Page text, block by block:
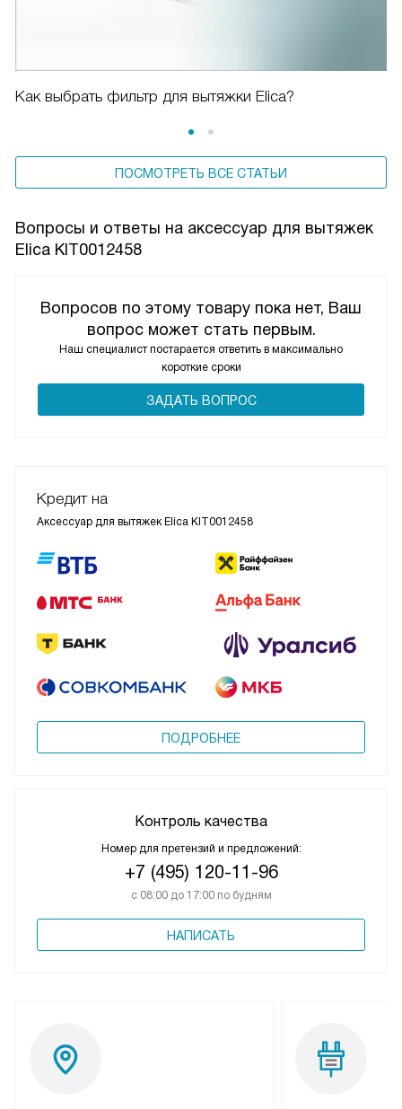
Как выбрать фильтр для вытяжки Elica?
ПОСМОТРЕТЬ ВСЕ СТАТЬИ
Вопросы и ответы на аксессуар для вытяжек
Elica KIT0012458
Вопросов по этому товару пока нет, Ваш
вопрос может стать первым.
Наш специалист постарается ответить в максимально
короткие сроки
ЗАДАТЬ ВОПРОС
Кредит на
Аксессуар для вытяжек Elica KIT0012458
ПОДРОБНЕЕ
Контроль качества
Номер для претензий и предложений:
+7 (495) 120-11-96
с 08:00 до 17:00 по будням
НАПИСАТЬ